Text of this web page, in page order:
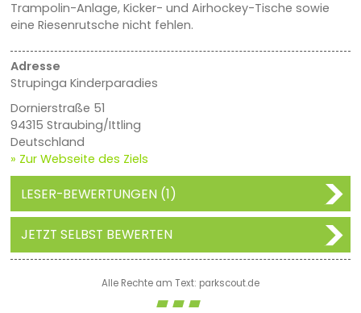
Trampolin-Anlage, Kicker- und Airhockey-Tische sowie
eine Riesenrutsche nicht fehlen.
Adresse
Strupinga Kinderparadies
Dornierstraße 51
94315 Straubing/Ittling
Deutschland
» Zur Webseite des Ziels
LESER-BEWERTUNGEN (1)
JETZT SELBST BEWERTEN
Alle Rechte am Text: parkscout.de